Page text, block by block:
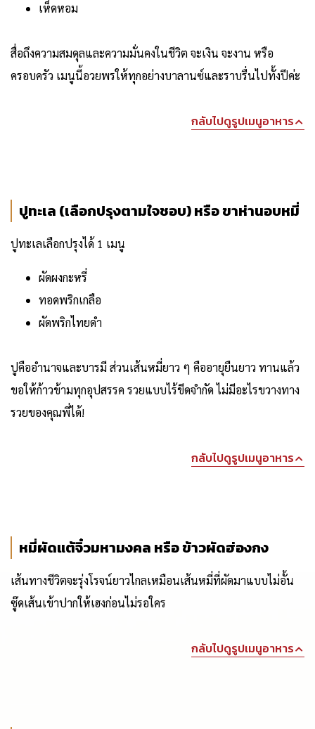
เห็ดหอม
สื่อถึงความสมดุลและความมั่นคงในชีวิต จะเงิน จะงาน หรือ
ครอบครัว เมนูนี้อวยพรให้ทุกอย่างบาลานซ์และราบรื่นไปทั้งปีค่ะ
กลับไปดูรูปเมนูอาหาร
ปูทะเล (เลือกปรุงตามใจชอบ) หรือ ขาห่านอบหมี่
ปูทะเลเลือกปรุงได้ 1 เมนู
ผัดผงกะหรี่
ทอดพริกเกลือ
ผัดพริกไทยดำ
ปูคืออำนาจและบารมี ส่วนเส้นหมี่ยาว ๆ คืออายุยืนยาว ทานแล้ว
ขอให้ก้าวข้ามทุกอุปสรรค รวยแบบไร้ขีดจำกัด ไม่มีอะไรขวางทาง
รวยของคุณพี่ได้!
กลับไปดูรูปเมนูอาหาร
หมี่ผัดแต้จิ๋วมหามงคล หรือ ข้าวผัดฮ่องกง
เส้นทางชีวิตจะรุ่งโรจน์ยาวไกลเหมือนเส้นหมี่ที่ผัดมาแบบไม่อั้น
ซู๊ดเส้นเข้าปากให้เฮงก่อนไม่รอใคร
กลับไปดูรูปเมนูอาหาร